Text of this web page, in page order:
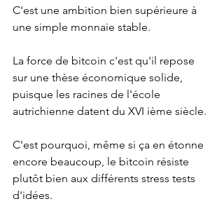
C'est une ambition bien supérieure à
une simple monnaie stable.
La force de bitcoin c'est qu'il repose
sur une thèse économique solide,
puisque les racines de l'école
autrichienne datent du XVI ième siècle.
C'est pourquoi, même si ça en étonne
encore beaucoup, le bitcoin résiste
plutôt bien aux différents stress tests
d'idées.